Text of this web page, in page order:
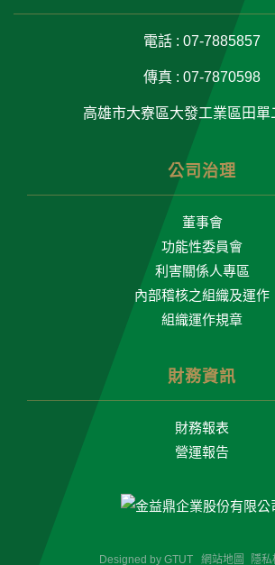
電話 : 07-7885857
傳真 : 07-7870598
高雄市大寮區大發工業區田單
公司治理
董事會
功能性委員會
利害關係人專區
內部稽核之組織及運作
組織運作規章
財務資訊
財務報表
營運報告
Designed by GTUT 網站地圖 隱